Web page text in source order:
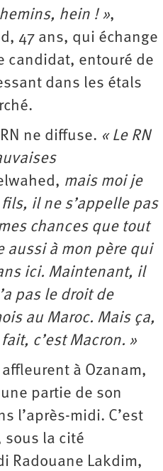
hein ! »,
47 ans, qui échange
candidat, entouré de
dans les étals
ne diffuse. « Le RN
mais moi je
il ne s’appelle pas
chances que tout
aussi à mon père qui
ici. Maintenant, il
pas le droit de
au Maroc. Mais ça,
c’est Macron. »
à Ozanam,
partie de son
l’après-midi. C’est
sous la cité
Radouane Lakdim,